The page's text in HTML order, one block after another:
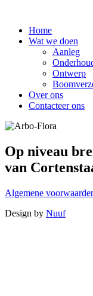
Home
Wat we doen
Aanleg
Ontwerp
Over ons
Contacteer ons
Op niveau
van
Algemene
Design by Nuuf